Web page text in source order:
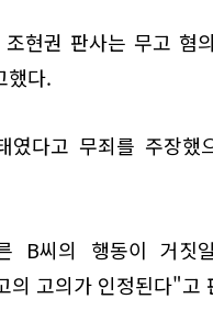
현권 판사는 무고 혐
했다.
다고 무죄를 주장했
B씨의 행동이 거짓
의 고의가 인정된다"고